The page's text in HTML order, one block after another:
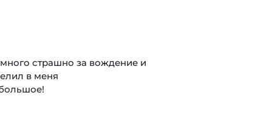
страшно за вождение и
в меня